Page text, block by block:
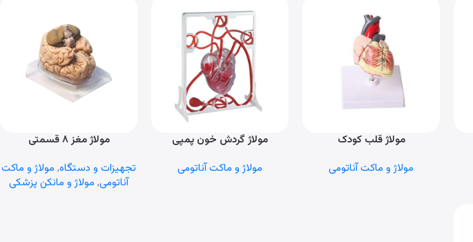
اطلاعات بیشترمولاژ قلب کودک
مولاژ و ماکت آناتومی
اطلاعات بیشتر
مولاژ گردش خون پمپی
مولاژ و ماکت آناتومی
اطلاعات بیشتر
مولاژ مغز ۸ قسمتی
تجهیزات و دستگاه, مولاژ و ماکت
آناتومی, مولاژ و مانکن پزشکی